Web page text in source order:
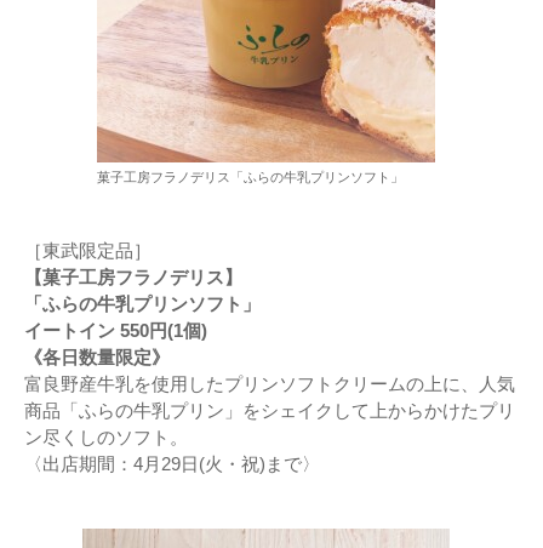
菓子工房フラノデリス「ふらの牛乳プリンソフト」
［東武限定品］
【菓子工房フラノデリス】
「ふらの牛乳プリンソフト」
イートイン 550円(1個)
《各日数量限定》
富良野産牛乳を使用したプリンソフトクリームの上に、人気
商品「ふらの牛乳プリン」をシェイクして上からかけたプリ
ン尽くしのソフト。
〈出店期間：4月29日(火・祝)まで〉